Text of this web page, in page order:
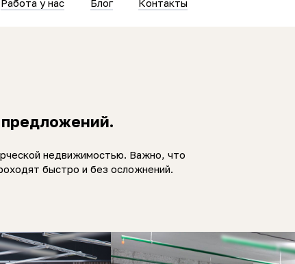
предложений.
недвижимостью. Важно, что
быстро и без осложнений.